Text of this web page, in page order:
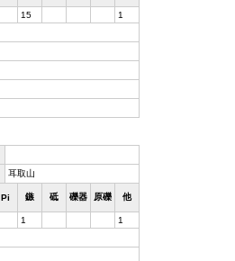
15
1
耳取山
Pi 鏃 砥 礫器 原礫 他
1
1